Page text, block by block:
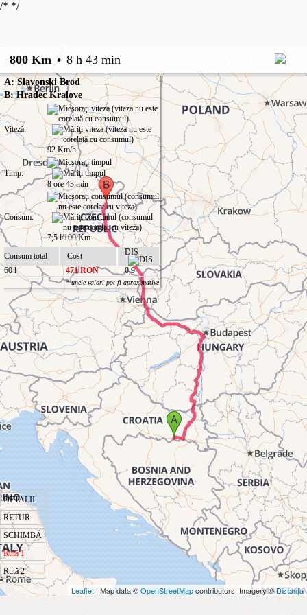
/* */
800 Km • 8 h 43 min
DETALII
RETUR
SCHIMBĂ
Rută 1
Rută 2
A: Slavonski Brod
B: Hradec Kralove
Viteză:
92 Km/h
Timp:
8 ore 43 min
Consum:
7,5 l/100 Km
Consum total
Cost
DIS
60 l
471 RON 0,9
* unele valori pot fi aproximative